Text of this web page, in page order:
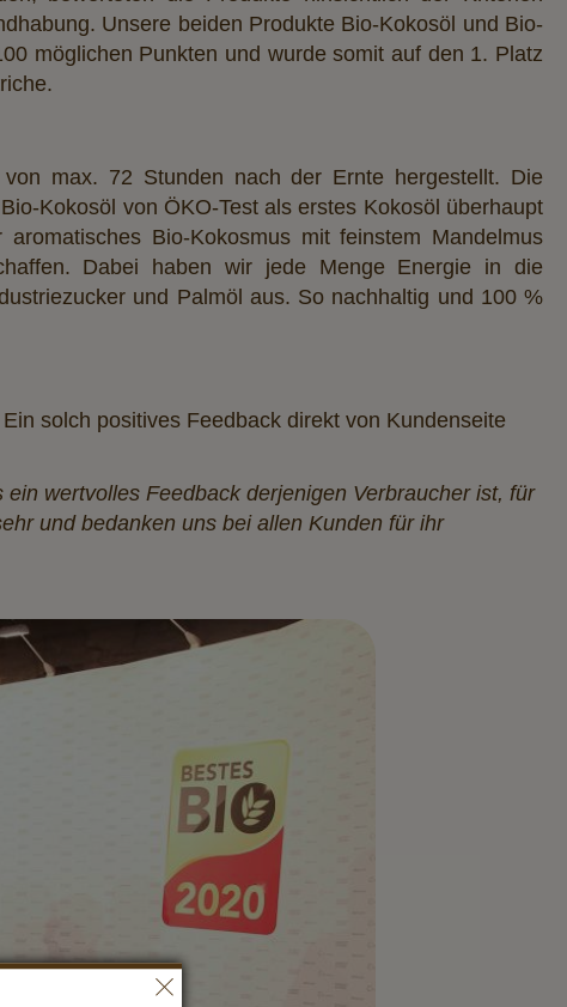
Unsere beiden Produkte Bio-Kokosöl und Bio-
möglichen Punkten und wurde somit auf den 1. Platz
max. 72 Stunden nach der Ernte hergestellt. Die
Kokosöl von ÖKO-Test als erstes Kokosöl überhaupt
Bio-Kokosmus mit feinstem Mandelmus
Dabei haben wir jede Menge Energie in die
und Palmöl aus. So nachhaltig und 100 %
solch positives Feedback direkt von Kundenseite
wertvolles Feedback derjenigen Verbraucher ist, für
und bedanken uns bei allen Kunden für ihr